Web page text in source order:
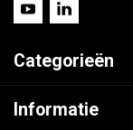
Categorieën
Informatie